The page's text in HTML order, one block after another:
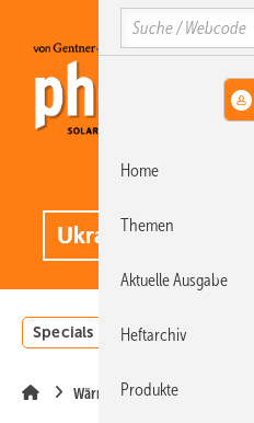
Hauptinhalt
Hauptmenü
SiteSearch
Specials Einstrahlungsatlas
Wärme
Search
Home
Themen
Aktuelle Ausgabe
Heftarchiv
Produkte